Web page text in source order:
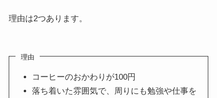
理由は2つあります。
理由
コーヒーのおかわりが100円
落ち着いた雰囲気で、周りにも勉強や仕事を